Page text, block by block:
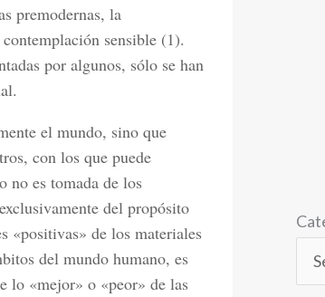
premodernas, la
sensible (1).
por algunos, sólo se han
el mundo, sino que
con los que puede
no es tomada de los
del propósito
«positivas» de los materiales
del mundo humano, es
lo «mejor» o «peor» de las